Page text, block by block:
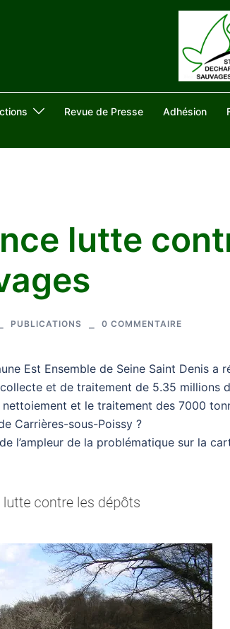
Revue de Presse Adhésion
lutte
PUBLICATIONS 0 COMMENTAIRE
Est Ensemble de Seine Saint Denis a
et de traitement de 5.35 millions
nettoiement et le traitement des 7000
Carrières-sous-Poissy ?
l’ampleur de la problématique sur la